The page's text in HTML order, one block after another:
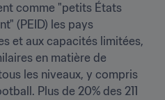
comme "petits États
(PEID) les pays
et aux capacités limitées,
en matière de
les niveaux, y compris
Plus de 20% des 211